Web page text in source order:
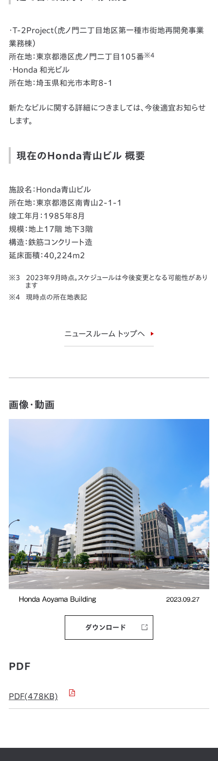
・T-2Project（虎ノ門二丁目地区第一種市街地再開発事業
業務棟）
所在地：東京都港区虎ノ門二丁目105番※4
・Honda 和光ビル
所在地：埼玉県和光市本町8-1
新たなビルに関する詳細につきましては、今後適宜お知らせ
します。
現在のHonda青山ビル 概要
施設名：Honda青山ビル
所在地：東京都港区南青山2-1-1
竣工年月：1985年8月
規模：地上17階 地下3階
構造：鉄筋コンクリート造
延床面積：40,224m2
2023年9月時点。スケジュールは今後変更となる可能性があり
ます
現時点の所在地表記
ニュースルーム トップへ
画像・動画
ダウンロード
PDF
PDF(478KB)